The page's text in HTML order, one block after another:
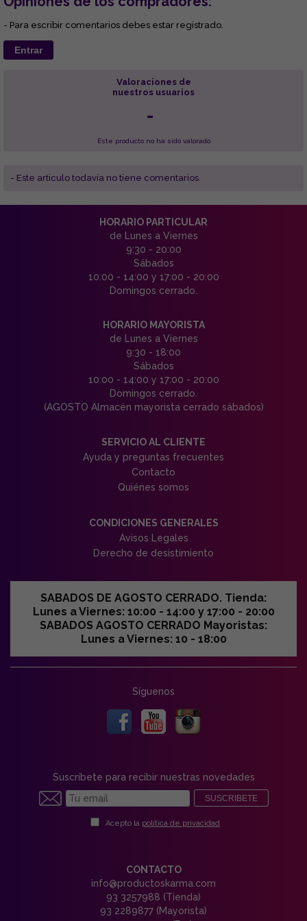
- Para escribir comentarios debes estar registrado.
Entrar
Valoraciones de
nuestros usuarios
-
Este producto no ha sido valorado
- Este articulo todavía no tiene comentarios.
HORARIO PARTICULAR
de Lunes a Viernes
9:30 - 20:00
Sábados
10:00 - 14:00 y 17:00 - 20:00
Domingos cerrado.
HORARIO MAYORISTA
de Lunes a Viernes
9:30 - 18:00
Sábados
10:00 - 14:00 y 17:00 - 20:00
Domingos cerrado.
(AGOSTO Almacén mayorista cerrado sábados)
SERVICIO AL CLIENTE
Ayuda y preguntas frecuentes
Contacto
Quiénes somos
CONDICIONES GENERALES
Avisos Legales
Derecho de desistimiento
SABADOS DE AGOSTO CERRADO. Tienda:
Lunes a Viernes: 10:00 - 14:00 y 17:00 - 20:00
SABADOS AGOSTO CERRADO Mayoristas:
Lunes a Viernes: 10 - 18:00
Síguenos
Suscríbete para recibir nuestras novedades
SUSCRIBETE
Acepto la política de privacidad
CONTACTO
info@productoskarma.com
93 3257988 (Tienda)
93 2289877 (Mayorista)